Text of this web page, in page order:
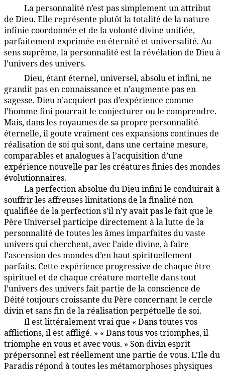
La personnalité n’est pas simplement un attribut
de Dieu. Elle représente plutôt la totalité de la nature
infinie coordonnée et de la volonté divine unifiée,
parfaitement exprimée en éternité et universalité. Au
sens suprême, la personnalité est la révélation de Dieu à
l’univers des univers.
Dieu, étant éternel, universel, absolu et infini, ne
grandit pas en connaissance et n’augmente pas en
sagesse. Dieu n’acquiert pas d’expérience comme
l’homme fini pourrait le conjecturer ou le comprendre.
Mais, dans les royaumes de sa propre personnalité
éternelle, il goute vraiment ces expansions continues de
réalisation de soi qui sont, dans une certaine mesure,
comparables et analogues à l’acquisition d’une
expérience nouvelle par les créatures finies des mondes
évolutionnaires.
La perfection absolue du Dieu infini le conduirait à
souffrir les affreuses limitations de la finalité non
qualifiée de la perfection s’il n’y avait pas le fait que le
Père Universel participe directement à la lutte de la
personnalité de toutes les âmes imparfaites du vaste
univers qui cherchent, avec l’aide divine, à faire
l’ascension des mondes d’en haut spirituellement
parfaits. Cette expérience progressive de chaque être
spirituel et de chaque créature mortelle dans tout
l’univers des univers fait partie de la conscience de
Déité toujours croissante du Père concernant le cercle
divin et sans fin de la réalisation perpétuelle de soi.
Il est littéralement vrai que « Dans toutes vos
afflictions, il est affligé. » « Dans tous vos triomphes, il
triomphe en vous et avec vous. » Son divin esprit
prépersonnel est réellement une partie de vous. L’Ile du
Paradis répond à toutes les métamorphoses physiques